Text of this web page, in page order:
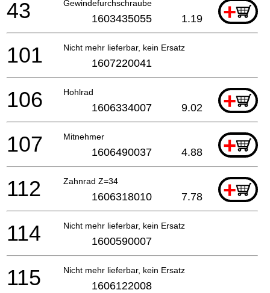
Gewindefurchschraube +
43 1603435055 1.19
Nicht mehr lieferbar, kein Ersatz
101 1607220041
Hohlrad +
106 1606334007 9.02
Mitnehmer +
107 1606490037 4.88
Zahnrad Z=34 +
112 1606318010 7.78
Nicht mehr lieferbar, kein Ersatz
114 1600590007
Nicht mehr lieferbar, kein Ersatz
115 1606122008